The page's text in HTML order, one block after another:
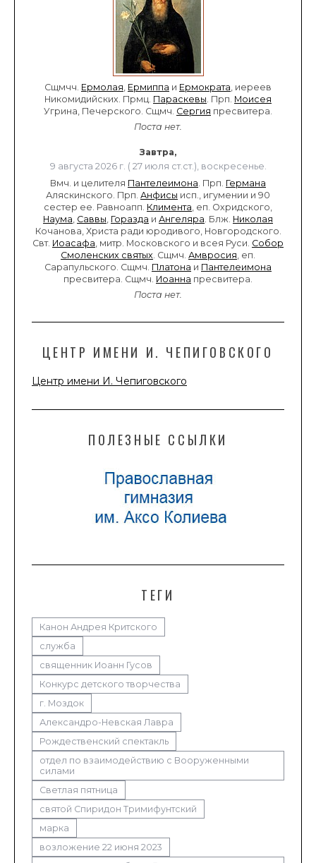
Сщмчч. Ермолая, Ермиппа и Ермократа, иереев
Никомидийских. Прмц. Параскевы. Прп. Моисея
Угрина, Печерского. Сщмч. Сергия пресвитера.
Поста нет.
Завтра,
9 августа 2026 г. ( 27 июля ст.ст.), воскресенье.
Вмч. и целителя Пантелеимона. Прп. Германа
Аляскинского. Прп. Анфисы исп., игумении и 90
сестер ее. Равноапп. Климента, еп. Охридского,
Наума, Саввы, Горазда и Ангеляра. Блж. Николая
Кочанова, Христа ради юродивого, Новгородского.
Свт. Иоасафа, митр. Московского и всея Руси. Собор
Смоленских святых. Сщмч. Амвросия, еп.
Сарапульского. Сщмч. Платона и Пантелеимона
пресвитера. Сщмч. Иоанна пресвитера.
Поста нет.
ЦЕНТР ИМЕНИ И. ЧЕПИГОВСКОГО
Центр имени И. Чепиговского
ПОЛЕЗНЫЕ ССЫЛКИ
ТЕГИ
Канон Андрея Критского
служба
священник Иоанн Гусов
Конкурс детского творчества
г. Моздок
Александро-Невская Лавра
Рождественский спектакль
отдел по взаимодействию с Вооруженными
силами
Светлая пятница
святой Спиридон Тримифунтский
марка
возложение 22 июня 2023